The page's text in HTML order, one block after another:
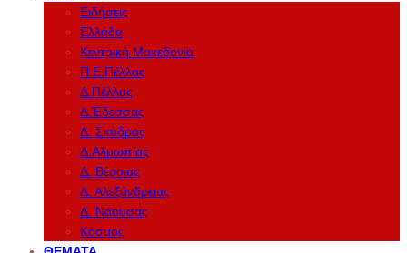
Ειδήσεις
Ελλάδα
Κεντρική Μακεδονία
Π.Ε.Πέλλας
Δ.Πέλλας
Δ.Έδεσσας
Δ. Σκύδρας
Δ.Αλμωπίας
Δ. Βέροιας
Δ. Αλεξάνδρειας
Δ. Νάουσας
Κόσμος